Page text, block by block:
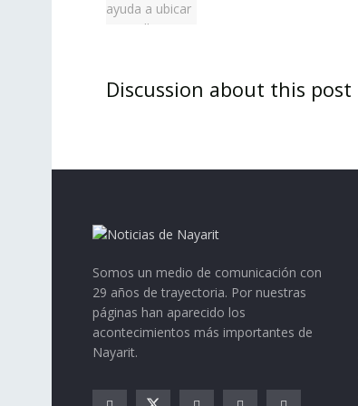
Discussion about this post
Somos un medio de comunicación con
29 años de trayectoria. Por nuestras
páginas han aparecido los
acontecimientos más importantes de
Nayarit.